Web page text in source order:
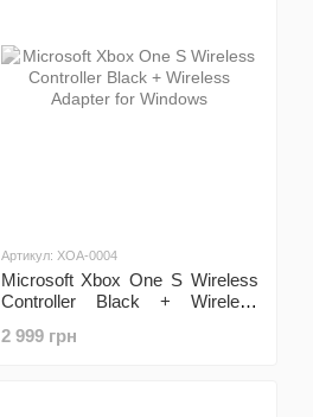
Артикул: XOA-0004
Microsoft Xbox One S Wireless
Controller Black + Wireless
2 999 грн